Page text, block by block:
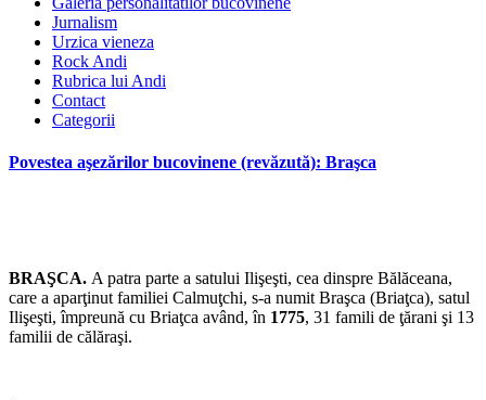
Jurnalism
Urzica vieneza
Rock Andi
Rubrica lui Andi
Contact
Categorii
Povestea aşezărilor bucovinene (revăzută): Braşca
BRAŞCA. A patra parte a satului Ilişeşti, cea dinspre Bălăceana,
care a aparţinut familiei Calmuţchi, s-a numit Braşca (Briaţca), satul
Ilişeşti, împreună cu Briaţca având, în 1775, 31 famili de ţărani şi 13
familii de călăraşi.